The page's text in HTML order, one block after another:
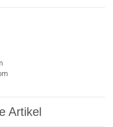
Artikel